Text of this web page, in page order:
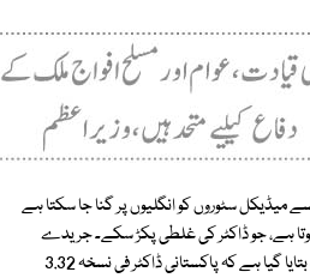
میڈیکل سٹوروں کو انگلیوں پر گنا جا سکتا ہے
ہے، جو ڈاکٹر کی غلطی پکڑ سکے۔ جریدے
میں شائع ہونے والی تحقیق میں مزید بتایا گیا ہے کہ پاکستانی ڈاکٹر فی نسخہ 3.32